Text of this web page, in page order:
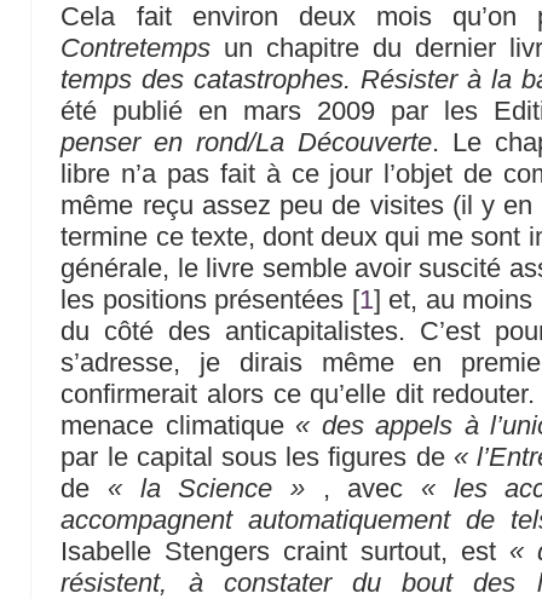
Cela fait environ deux mois
Contretemps un chapitre du dernier
temps des catastrophes. Résister à la
été publié en mars 2009 par les
penser en rond/La Découverte. Le
libre n’a pas fait à ce jour l’objet de
même reçu assez peu de visites (il y
termine ce texte, dont deux qui me sont
générale, le livre semble avoir suscité
les positions présentées [1] et, au moins
du côté des anticapitalistes. C’est
s’adresse, je dirais même en
confirmerait alors ce qu’elle dit
menace climatique « des appels à
par le capital sous les figures de «
de « la Science » , avec « les
accompagnent automatiquement de
Isabelle Stengers craint surtout, est «
résistent, à constater du bout des